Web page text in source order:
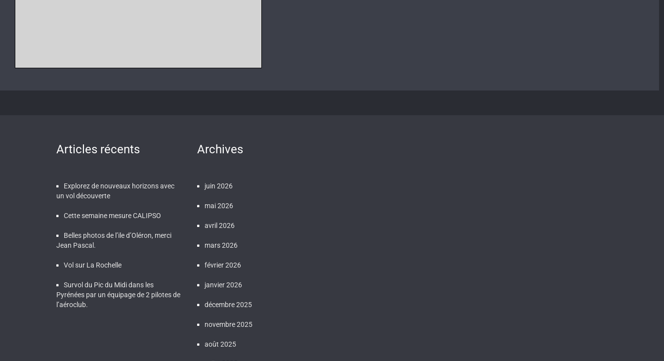
Articles récents
Explorez de nouveaux horizons avec
un vol découverte
Cette semaine mesure CALIPSO
Belles photos de l’ile d’Oléron, merci
Jean Pascal.
Vol sur La Rochelle
Survol du Pic du Midi dans les
Pyrénées par un équipage de 2 pilotes de
l’aéroclub.
Archives
juin 2026
mai 2026
avril 2026
mars 2026
février 2026
janvier 2026
décembre 2025
novembre 2025
août 2025